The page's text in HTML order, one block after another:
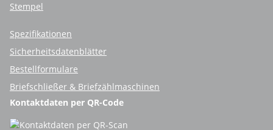
Stempel
Spezifikationen
Sicherheitsdatenblätter
Bestellformulare
Briefschließer & Briefzählmaschinen
Kontaktdaten per QR-Code